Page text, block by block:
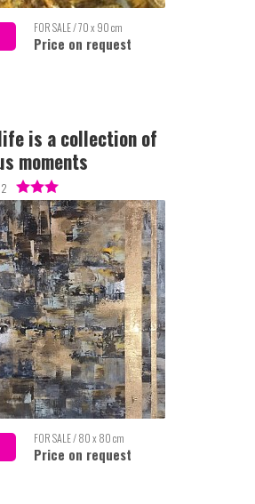
FOR SALE / 70 x 90 cm
Price on request
is a collection of
moments
FOR SALE / 80 x 80 cm
Price on request